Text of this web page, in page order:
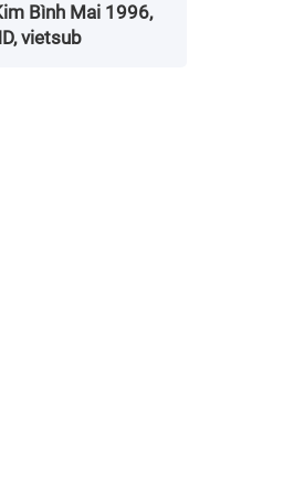
Bình Mai 1996,
vietsub